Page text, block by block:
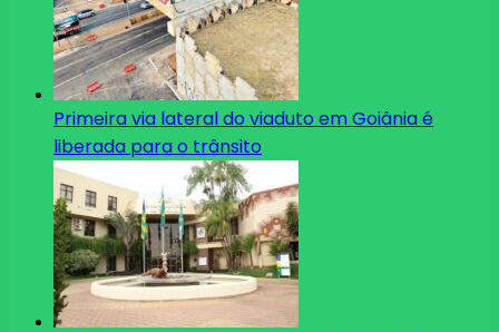
Primeira via lateral do viaduto em Goiânia é
liberada para o trânsito